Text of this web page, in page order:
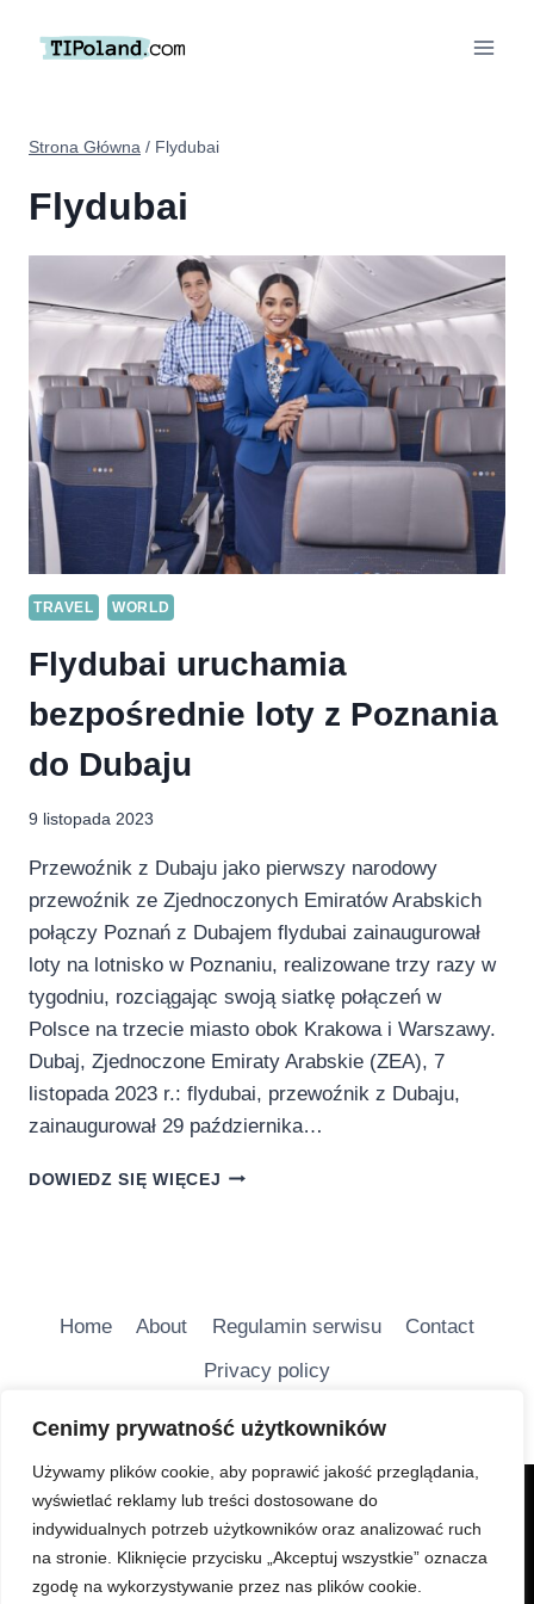
Cenimy prywatność użytkowników
Używamy plików cookie, aby poprawić jakość przeglądania,
wyświetlać reklamy lub treści dostosowane do
indywidualnych potrzeb użytkowników oraz analizować ruch
na stronie. Kliknięcie przycisku „Akceptuj wszystkie” oznacza
zgodę na wykorzystywanie przez nas plików cookie.
Strona Główna / Flydubai
Flydubai
TRAVEL WORLD
Flydubai uruchamia
bezpośrednie loty z Poznania
do Dubaju
9 listopada 2023
Przewoźnik z Dubaju jako pierwszy narodowy
przewoźnik ze Zjednoczonych Emiratów Arabskich
połączy Poznań z Dubajem flydubai zainaugurował
loty na lotnisko w Poznaniu, realizowane trzy razy w
tygodniu, rozciągając swoją siatkę połączeń w
Polsce na trzecie miasto obok Krakowa i Warszawy.
Dubaj, Zjednoczone Emiraty Arabskie (ZEA), 7
listopada 2023 r.: flydubai, przewoźnik z Dubaju,
zainaugurował 29 października…
DOWIEDZ SIĘ WIĘCEJ FLYDUBAI
DO
Home About Regulamin serwisu
Contact
Privacy policy
Charakter Serwisu jest głównie informacyjny i ma na
celu bezpłatne udostępnianie wiadomości
turystycznych.